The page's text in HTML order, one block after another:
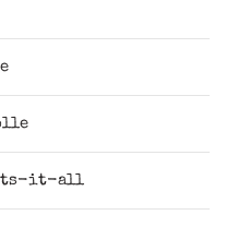
it-all